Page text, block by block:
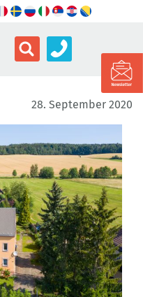
28. September 2020